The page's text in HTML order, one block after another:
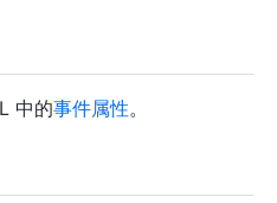
中的事件属性。